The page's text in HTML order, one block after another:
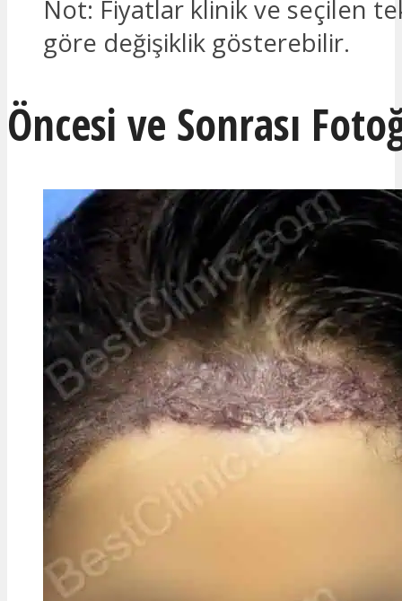
Not: Fiyatlar klinik ve seçilen
göre değişiklik gösterebilir.
Öncesi ve Sonrası